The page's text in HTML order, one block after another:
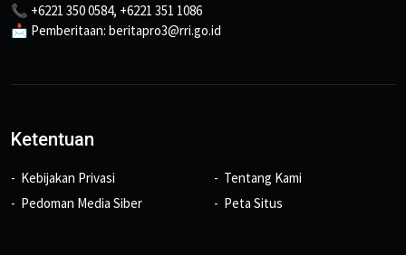
📞 +6221 350 0584, +6221 351 1086
📩 Pemberitaan: beritapro3@rri.go.id
Ketentuan
Kebijakan Privasi
Pedoman Media Siber
Tentang Kami
Peta Situs